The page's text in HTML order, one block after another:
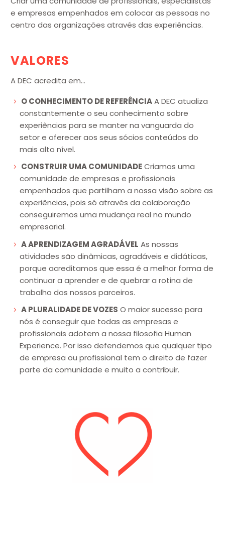
e empresas empenhados em colocar as pessoas no
centro das organizações através das experiências.
VALORES
A DEC acredita em…
O CONHECIMENTO DE REFERÊNCIAA DEC atualiza
constantemente o seu conhecimento sobre
experiências para se manter na vanguarda do
setor e oferecer aos seus sócios conteúdos do
mais alto nível.
CONSTRUIR UMA COMUNIDADECriamos uma
comunidade de empresas e profissionais
empenhados que partilham a nossa visão sobre as
experiências, pois só através da colaboração
conseguiremos uma mudança real no mundo
empresarial.
A APRENDIZAGEM AGRADÁVEL As nossas
atividades são dinâmicas, agradáveis e didáticas,
porque acreditamos que essa é a melhor forma de
continuar a aprender e de quebrar a rotina de
trabalho dos nossos parceiros.
A PLURALIDADE DE VOZES O maior sucesso para
nós é conseguir que todas as empresas e
profissionais adotem a nossa filosofia Human
Experience. Por isso defendemos que qualquer tipo
de empresa ou profissional tem o direito de fazer
parte da comunidade e muito a contribuir.